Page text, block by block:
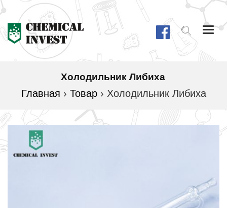
Холодильник Либиха
Главная › Товар › Холодильник Либиха